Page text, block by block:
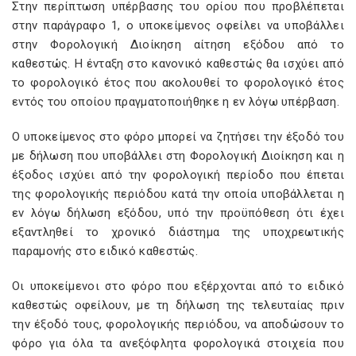
Στην περίπτωση υπέρβασης του ορίου που προβλέπεται
στην παράγραφο 1, ο υποκείμενος οφείλει να υποβάλλει
στην Φορολογική Διοίκηση αίτηση εξόδου από το
καθεστώς. Η ένταξη στο κανονικό καθεστώς θα ισχύει από
το φορολογικό έτος που ακολουθεί το φορολογικό έτος
εντός του οποίου πραγματοποιήθηκε η εν λόγω υπέρβαση.
Ο υποκείμενος στο φόρο μπορεί να ζητήσει την έξοδό του
με δήλωση που υποβάλλει στη Φορολογική Διοίκηση και η
έξοδος ισχύει από την φορολογική περίοδο που έπεται
της φορολογικής περιόδου κατά την οποία υποβάλλεται η
εν λόγω δήλωση εξόδου, υπό την προϋπόθεση ότι έχει
εξαντληθεί το χρονικό διάστημα της υποχρεωτικής
παραμονής στο ειδικό καθεστώς.
Οι υποκείμενοι στο φόρο που εξέρχονται από το ειδικό
καθεστώς οφείλουν, με τη δήλωση της τελευταίας πριν
την έξοδό τους, φορολογικής περιόδου, να αποδώσουν το
φόρο για όλα τα ανεξόφλητα φορολογικά στοιχεία που